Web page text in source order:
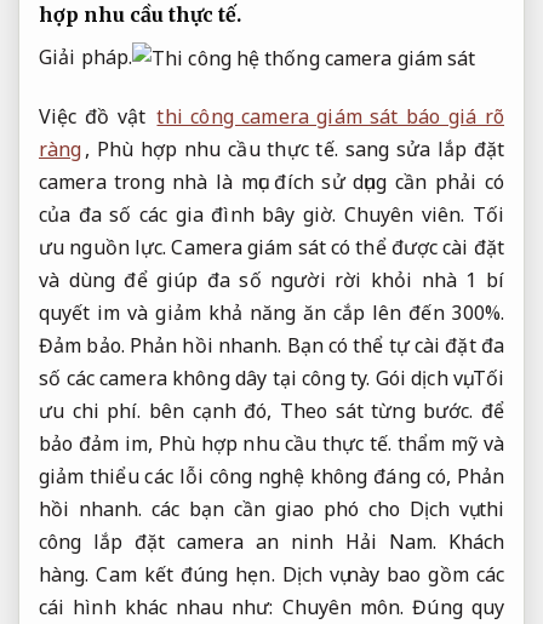
hợp nhu cầu thực tế.
Giải pháp.
Việc đồ vật thi công camera giám sát báo giá rõ
ràng, Phù hợp nhu cầu thực tế. sang sửa lắp đặt
camera trong nhà là mục đích sử dụng cần phải có
của đa số các gia đình bây giờ. Chuyên viên. Tối
ưu nguồn lực. Camera giám sát có thể được cài đặt
và dùng để giúp đa số người rời khỏi nhà 1 bí
quyết im và giảm khả năng ăn cắp lên đến 300%.
Đảm bảo. Phản hồi nhanh. Bạn có thể tự cài đặt đa
số các camera không dây tại công ty. Gói dịch vụ.Tối
ưu chi phí. bên cạnh đó, Theo sát từng bước. để
bảo đảm im, Phù hợp nhu cầu thực tế. thẩm mỹ và
giảm thiểu các lỗi công nghệ không đáng có, Phản
hồi nhanh. các bạn cần giao phó cho Dịch vụ thi
công lắp đặt camera an ninh Hải Nam. Khách
hàng. Cam kết đúng hẹn. Dịch vụ này bao gồm các
cái hình khác nhau như: Chuyên môn. Đúng quy